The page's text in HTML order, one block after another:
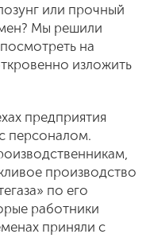
или прочный
Мы решили
на
изложить
предприятия
персоналом.
производство
по его
работники
приняли с